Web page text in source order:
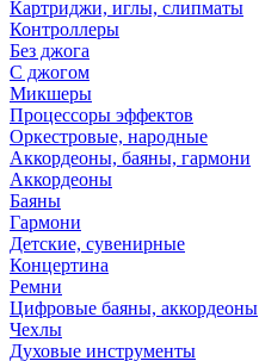
Картриджи, иглы, слипматы
Контроллеры
Без джога
С джогом
Микшеры
Процессоры эффектов
Оркестровые, народные
Аккордеоны, баяны, гармони
Аккордеоны
Баяны
Гармони
Детские, сувенирные
Концертина
Ремни
Цифровые баяны, аккордеоны
Чехлы
Духовые инструменты